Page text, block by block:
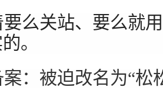
要么关站、要么就
。
：被迫改名为“松